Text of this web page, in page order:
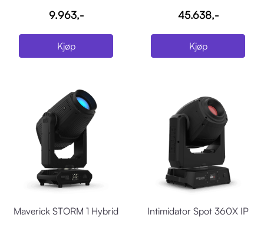
9.963,-
Kjøp
45.638,-
Kjøp
Maverick STORM 1 Hybrid Intimidator Spot 360X IP